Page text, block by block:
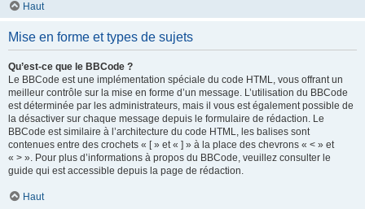
Haut
Mise en forme et types de sujets
Qu’est-ce que le BBCode ?
Le BBCode est une implémentation spéciale du code HTML, vous offrant un
meilleur contrôle sur la mise en forme d’un message. L’utilisation du BBCode
est déterminée par les administrateurs, mais il vous est également possible de
la désactiver sur chaque message depuis le formulaire de rédaction. Le
BBCode est similaire à l’architecture du code HTML, les balises sont
contenues entre des crochets « [ » et « ] » à la place des chevrons « < » et
« > ». Pour plus d’informations à propos du BBCode, veuillez consulter le
guide qui est accessible depuis la page de rédaction.
Haut